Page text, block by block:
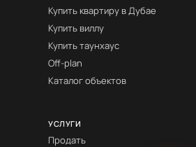
Купить квартиру в Дубае
Купить виллу
Купить таунхаус
Off-plan
Каталог объектов
УСЛУГИ
Продать